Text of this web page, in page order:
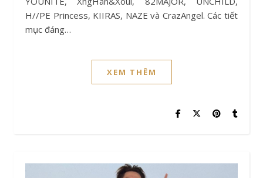
H//PE Princess, KIIRAS, NAZE và CrazAngel. Các tiết
mục đáng…
XEM THÊM